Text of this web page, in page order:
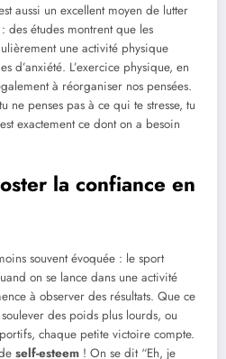
aussi un excellent moyen de lutter
des études montrent que les
une activité physique
d’anxiété. L’exercice physique, en
à réorganiser nos pensées.
ne penses pas à ce qui te stresse, tu
exactement ce dont on a besoin
la confiance en
souvent évoquée : le sport
on se lance dans une activité
à observer des résultats. Que ce
des poids plus lourds, ou
chaque petite victoire compte.
self-esteem ! On se dit “Eh, je